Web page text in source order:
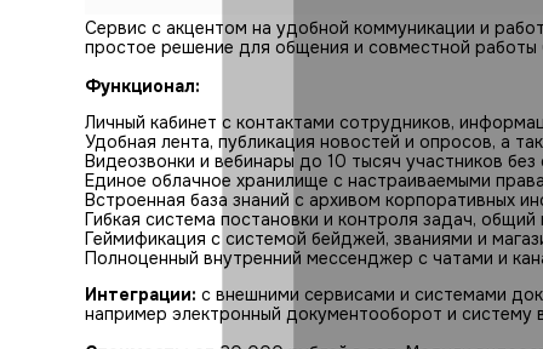
Сервис с акцентом на удобной коммуникации и
простое решение для общения и совместной работы
Функционал:
Личный кабинет с контактами сотрудников,
Удобная лента, публикация новостей и опросов, а
Видеозвонки и вебинары до 10 тысяч участников
Единое облачное хранилище с настраиваемыми
Встроенная база знаний с архивом корпоративных
Гибкая система постановки и контроля задач,
Геймификация с системой бейджей, званиями и
Полноценный внутренний мессенджер с чатами и
Интеграции: с внешними сервисами и системами
например электронный документооборот и систему